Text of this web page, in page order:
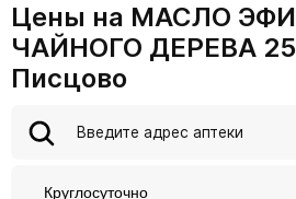
Цены на МАСЛО
ЧАЙНОГО ДЕРЕВА
Писцово
Круглосуточно